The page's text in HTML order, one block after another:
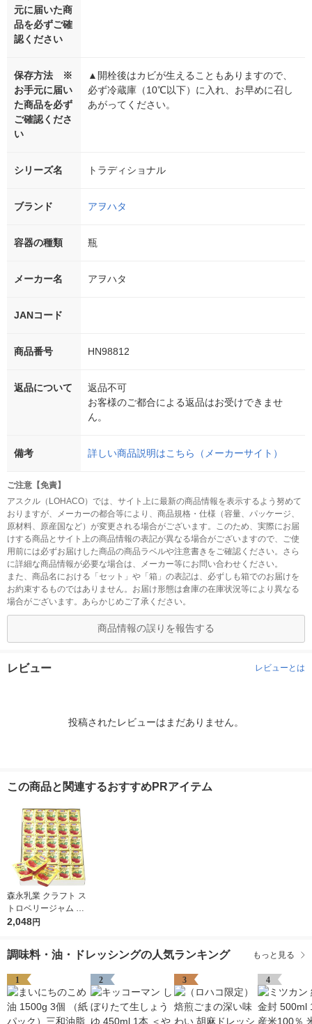
元に届いた商
品を必ずご確
認ください
保存方法 ※
お手元に届い
た商品を必ず
ご確認くださ
い
▲開栓後はカビが生えることもありますので、
必ず冷蔵庫（10℃以下）に入れ、お早めに召し
あがってください。
シリーズ名 トラディショナル
ブランド アヲハタ
容器の種類 瓶
メーカー名 アヲハタ
JANコード
商品番号 HN98812
返品について
返品不可
お客様のご都合による返品はお受けできませ
ん。
備考 詳しい商品説明はこちら（メーカーサイト）
ご注意【免責】
アスクル（LOHACO）では、サイト上に最新の商品情報を表示するよう努めて
おりますが、メーカーの都合等により、商品規格・仕様（容量、パッケージ、
原材料、原産国など）が変更される場合がございます。このため、実際にお届
けする商品とサイト上の商品情報の表記が異なる場合がございますので、ご使
用前には必ずお届けした商品の商品ラベルや注意書きをご確認ください。さら
に詳細な商品情報が必要な場合は、メーカー等にお問い合わせください。
また、商品名における「セット」や「箱」の表記は、必ずしも箱でのお届けを
お約束するものではありません。お届け形態は倉庫の在庫状況等により異なる
場合がございます。あらかじめご了承ください。
商品情報の誤りを報告する
レビュー レビューとは
投稿されたレビューはまだありません。
この商品と関連するおすすめPRアイテム
森永乳業 クラフト ス
トロベリージャム （1
4g×50個） 1箱 いちご
装 常温保存
2,048円
調味料・油・ドレッシングの人気ランキング もっと見る
1 2 3 4